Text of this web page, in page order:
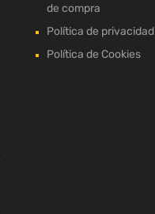
de compra
Política de privacidad
Política de Cookies